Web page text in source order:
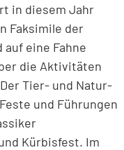
in diesem Jahr
Faksimile der
auf eine Fahne
die Aktivitäten
Tier- und Natur-
und Führungen
Kürbisfest. Im